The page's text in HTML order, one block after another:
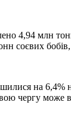
4,94 млн
соєвих
на
чергу може